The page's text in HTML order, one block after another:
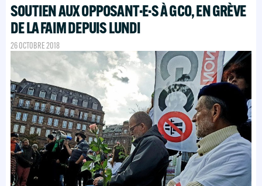
SOUTIEN AUX OPPOSANT·E·S À GCO, EN GRÈVE
DE LA FAIM DEPUIS LUNDI
26 OCTOBRE 2018